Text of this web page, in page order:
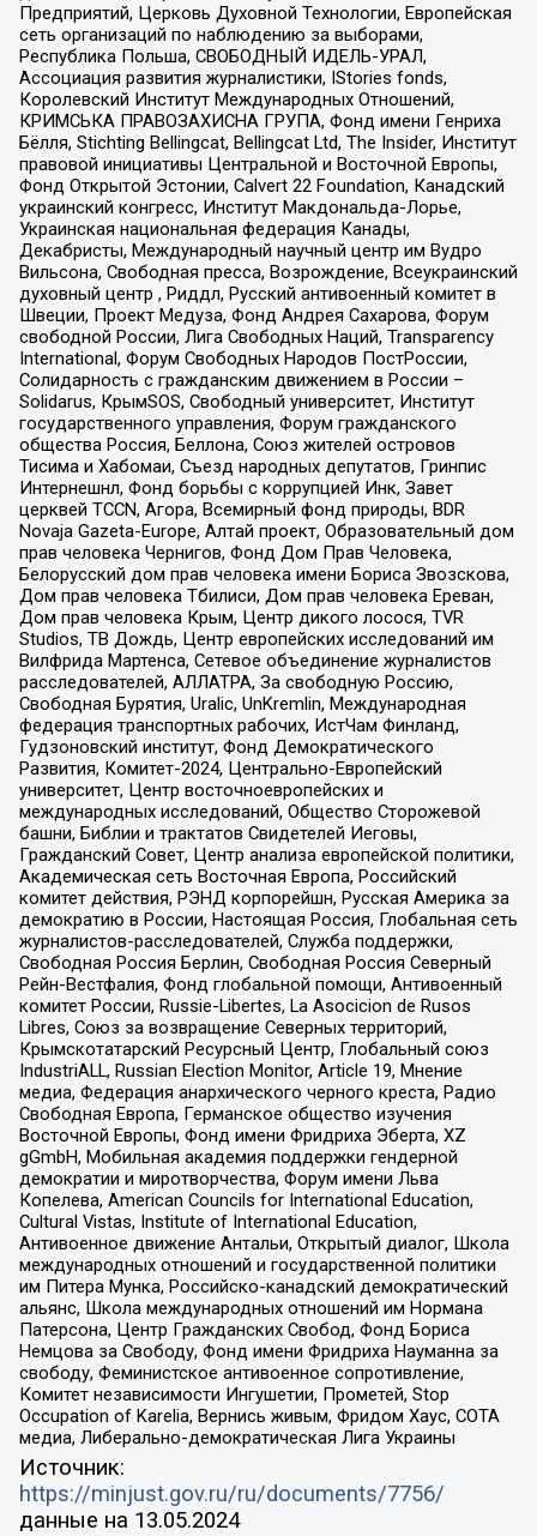
Предприятий, Церковь Духовной Технологии, Европейская
сеть организаций по наблюдению за выборами,
Республика Польша, СВОБОДНЫЙ ИДЕЛЬ-УРАЛ,
Ассоциация развития журналистики, IStories fonds,
Королевский Институт Международных Отношений,
КРИМСЬКА ПРАВОЗАХИСНА ГРУПА, Фонд имени Генриха
Бёлля, Stichting Bellingcat, Bellingcat Ltd, The Insider, Институт
правовой инициативы Центральной и Восточной Европы,
Фонд Открытой Эстонии, Calvert 22 Foundation, Канадский
украинский конгресс, Институт Макдональда-Лорье,
Украинская национальная федерация Канады,
Декабристы, Международный научный центр им Вудро
Вильсона, Свободная пресса, Возрождение, Всеукраинский
духовный центр , Риддл, Русский антивоенный комитет в
Швеции, Проект Медуза, Фонд Андрея Сахарова, Форум
свободной России, Лига Свободных Наций, Transparеncy
International, Форум Свободных Народов ПостРоссии,
Солидарность с гражданским движением в России –
Solidarus, КрымSOS, Свободный университет, Институт
государственного управления, Форум гражданского
общества Россия, Беллона, Союз жителей островов
Тисима и Хабомаи, Съезд народных депутатов, Гринпис
Интернешнл, Фонд борьбы с коррупцией Инк, Завет
церквей TCCN, Агора, Всемирный фонд природы, BDR
Novaja Gazeta-Europe, Алтай проект, Образовательный дом
прав человека Чернигов, Фонд Дом Прав Человека,
Белорусский дом прав человека имени Бориса Звозскова,
Дом прав человека Тбилиси, Дом прав человека Ереван,
Дом прав человека Крым, Центр дикого лосося, TVR
Studios, ТВ Дождь, Центр европейских исследований им
Вилфрида Мартенса, Сетевое объединение журналистов
расследователей, АЛЛАТРА, За свободную Россию,
Свободная Бурятия, Uralic, UnKremlin, Международная
федерация транспортных рабочих, ИстЧам Финланд,
Гудзоновский институт, Фонд Демократического
Развития, Комитет-2024, Центрально-Европейский
университет, Центр восточноевропейских и
международных исследований, Общество Сторожевой
башни, Библии и трактатов Свидетелей Иеговы,
Гражданский Совет, Центр анализа европейской политики,
Академическая сеть Восточная Европа, Российский
комитет действия, РЭНД корпорейшн, Русская Америка за
демократию в России, Настоящая Россия, Глобальная сеть
журналистов-расследователей, Служба поддержки,
Свободная Россия Берлин, Свободная Россия Северный
Рейн-Вестфалия, Фонд глобальной помощи, Антивоенный
комитет России, Russie-Libertes, La Asocicion de Rusos
Libres, Союз за возвращение Северных территорий,
Крымскотатарский Ресурсный Центр, Глобальный союз
IndustriALL, Russian Election Monitor, Article 19, Мнение
медиа, Федерация анархического черного креста, Радио
Свободная Европа, Германское общество изучения
Восточной Европы, Фонд имени Фридриха Эберта, XZ
gGmbH, Мобильная академия поддержки гендерной
демократии и миротворчества, Форум имени Льва
Копелева, American Councils for International Education,
Cultural Vistas, Institute of International Education,
Антивоенное движение Антальи, Открытый диалог, Школа
международных отношений и государственной политики
им Питера Мунка, Российско-канадский демократический
альянс, Школа международных отношений им Нормана
Патерсона, Центр Гражданских Свобод, Фонд Бориса
Немцова за Свободу, Фонд имени Фридриха Науманна за
свободу, Феминистское антивоенное сопротивление,
Комитет независимости Ингушетии, Прометей, Stop
Occupation of Karelia, Вернись живым, Фридом Хаус, СОТА
медиа, Либерально-демократическая Лига Украины
Источник:
https://minjust.gov.ru/ru/documents/7756/
данные на 13.05.2024